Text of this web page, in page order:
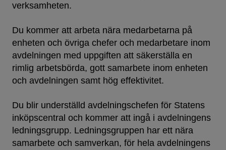
verksamheten.
Du kommer att arbeta nära medarbetarna på
enheten och övriga chefer och medarbetare inom
avdelningen med uppgiften att säkerställa en
rimlig arbetsbörda, gott samarbete inom enheten
och avdelningen samt hög effektivitet.
Du blir underställd avdelningschefen för Statens
inköpscentral och kommer att ingå i avdelningens
ledningsgrupp. Ledningsgruppen har ett nära
samarbete och samverkan, för hela avdelningens